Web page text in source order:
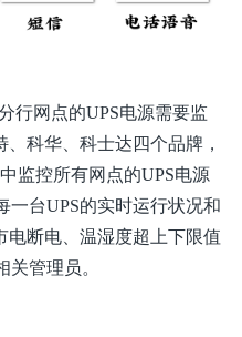
行网点的UPS电源需要监
科华、科士达四个品牌，
监控所有网点的UPS电源
一台UPS的实时运行状况和
电断电、温湿度超上下限值
管理员。